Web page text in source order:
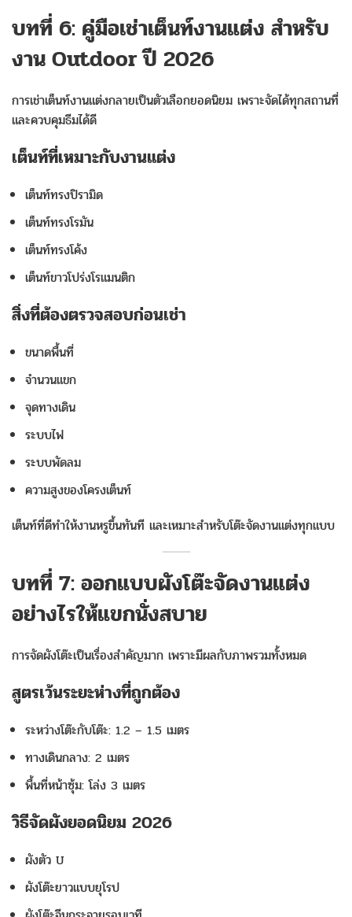
บทที่ 6: คู่มือเช่าเต็นท์งานแต่ง สำหรับ
งาน Outdoor ปี 2026
การเช่าเต็นท์งานแต่งกลายเป็นตัวเลือกยอดนิยม เพราะจัดได้ทุกสถานที่
และควบคุมธีมได้ดี
เต็นท์ที่เหมาะกับงานแต่ง
เต็นท์ทรงปิรามิด
เต็นท์ทรงโรมัน
เต็นท์ทรงโค้ง
เต็นท์ขาวโปร่งโรแมนติก
สิ่งที่ต้องตรวจสอบก่อนเช่า
ขนาดพื้นที่
จำนวนแขก
จุดทางเดิน
ระบบไฟ
ระบบพัดลม
ความสูงของโครงเต็นท์
เต็นท์ที่ดีทำให้งานหรูขึ้นทันที และเหมาะสำหรับโต๊ะจัดงานแต่งทุกแบบ
บทที่ 7: ออกแบบผังโต๊ะจัดงานแต่ง
อย่างไรให้แขกนั่งสบาย
การจัดผังโต๊ะเป็นเรื่องสำคัญมาก เพราะมีผลกับภาพรวมทั้งหมด
สูตรเว้นระยะห่างที่ถูกต้อง
ระหว่างโต๊ะกับโต๊ะ: 1.2 – 1.5 เมตร
ทางเดินกลาง: 2 เมตร
พื้นที่หน้าซุ้ม: โล่ง 3 เมตร
วิธีจัดผังยอดนิยม 2026
ผังตัว U
ผังโต๊ะยาวแบบยุโรป